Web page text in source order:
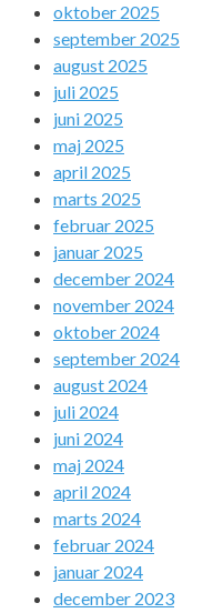
oktober 2025
september 2025
august 2025
juli 2025
juni 2025
maj 2025
april 2025
marts 2025
februar 2025
januar 2025
december 2024
november 2024
oktober 2024
september 2024
august 2024
juli 2024
juni 2024
maj 2024
april 2024
marts 2024
februar 2024
januar 2024
december 2023